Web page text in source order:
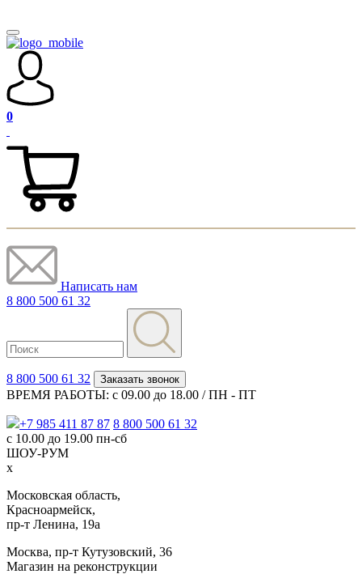
0
Написать нам
8 800 500 61 32
8 800 500 61 32 Заказать звонок
ВРЕМЯ РАБОТЫ: с 09.00 до 18.00 / ПН - ПТ
+7 985 411 87 87 8 800 500 61 32
с 10.00 до 19.00 пн-сб
ШОУ-РУМ
x
Московская область,
Красноармейск,
пр-т Ленина, 19а
Москва, пр-т Кутузовский, 36
Магазин на реконструкции